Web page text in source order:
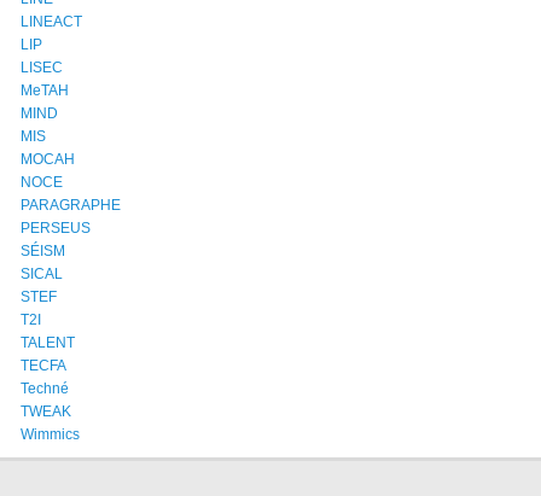
LINEACT
LIP
LISEC
MeTAH
MIND
MIS
MOCAH
NOCE
PARAGRAPHE
PERSEUS
SÉISM
SICAL
STEF
T2I
TALENT
TECFA
Techné
TWEAK
Wimmics